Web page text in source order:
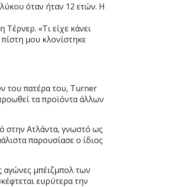
όταν ήταν 12 ετών. Η
Τέρνερ. «Τι είχε κάνει
μου κλονίστηκε
του πατέρα του, Turner
τα προϊόντα άλλων
στην Ατλάντα, γνωστό ως
παρουσίασε ο ίδιος
αγώνες μπέιζμπολ των
ευρύτερα την